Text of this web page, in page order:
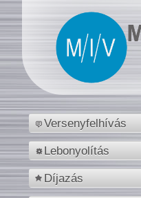
Versenyfelhívás
Lebonyolítás
Díjazás